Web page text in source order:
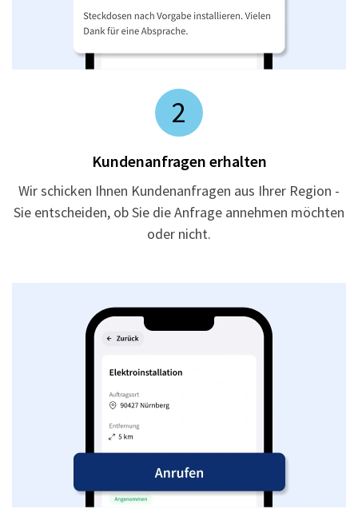
2
Kundenanfragen erhalten
Wir schicken Ihnen Kundenanfragen aus Ihrer Region -
Sie entscheiden, ob Sie die Anfrage annehmen möchten
oder nicht.